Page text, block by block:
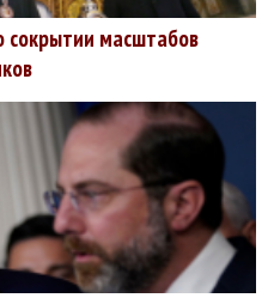
сокрытии масштабов